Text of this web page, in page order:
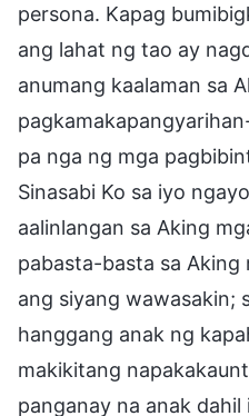
persona. Kapag
ang lahat ng tao ay
anumang kaalaman sa
pa nga ng mga
Sinasabi Ko sa iyo
aalinlangan sa Aking
pabasta-basta sa Aking
ang siyang wawasakin;
hanggang anak ng
makikitang
panganay na anak